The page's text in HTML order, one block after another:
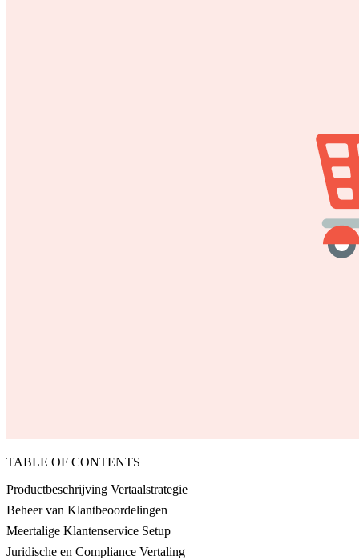
TABLE OF CONTENTS
Productbeschrijving Vertaalstrategie
Beheer van Klantbeoordelingen
Meertalige Klantenservice Setup
Juridische en Compliance Vertaling